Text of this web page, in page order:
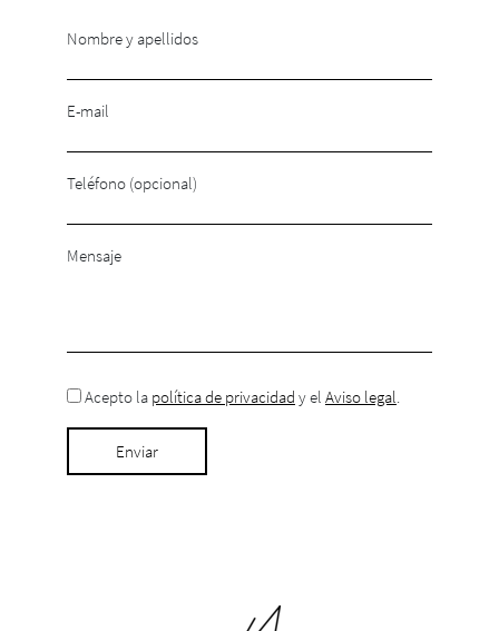
Nombre y apellidos
E-mail
Teléfono (opcional)
Mensaje
Acepto la política de privacidad y el Aviso legal